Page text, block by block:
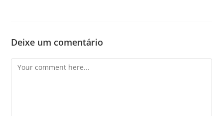
Deixe um comentário